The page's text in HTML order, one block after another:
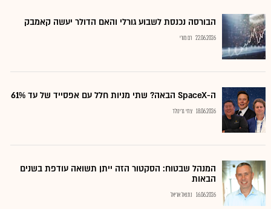
הבורסה נכנסת לשבוע גורלי והאם הדולר יעשה קאמבק
22.06.2026 רם מורי
ה-SpaceX הבאה? שתי מניות חלל עם אפסייד של עד 61%
18.06.2026 צחי גרינולד
המנהל שבטוח: הסקטור הזה ייתן תשואה עודפת בשנים
הבאות
16.06.2026 נתנאל אריאל